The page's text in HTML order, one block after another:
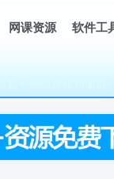
网课资源 软件